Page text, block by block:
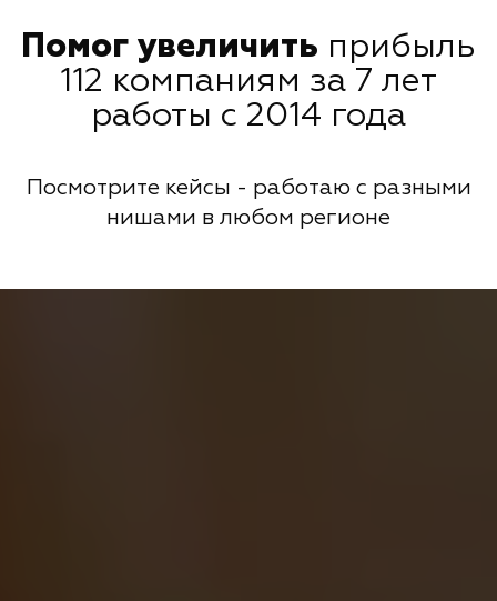
Помог увеличить прибыль
112 компаниям за 7 лет
работы с 2014 года
Посмотрите кейсы - работаю с разными
нишами в любом регионе